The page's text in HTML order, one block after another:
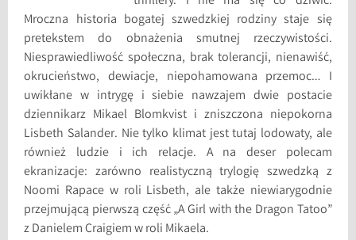
Mroczna historia bogatej szwedzkiej rodziny staje się
pretekstem do obnażenia smutnej rzeczywistości.
Niesprawiedliwość społeczna, brak tolerancji, nienawiść,
okrucieństwo, dewiacje, niepohamowana przemoc… I
uwikłane w intrygę i siebie nawzajem dwie postacie
dziennikarz Mikael Blomkvist i zniszczona niepokorna
Lisbeth Salander. Nie tylko klimat jest tutaj lodowaty, ale
również ludzie i ich relacje. A na deser polecam
ekranizacje: zarówno realistyczną trylogię szwedzką z
Noomi Rapace w roli Lisbeth, ale także niewiarygodnie
przejmującą pierwszą część „A Girl with the Dragon Tatoo”
z Danielem Craigiem w roli Mikaela.